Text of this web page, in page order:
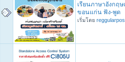
เรียนภาษาอังกฤ
ขอนแก่น ฟัง-พูด
เริ่มโดย